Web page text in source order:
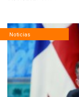
Noticias